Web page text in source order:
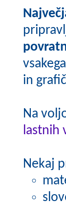
in
Na
lastnih
Nekaj